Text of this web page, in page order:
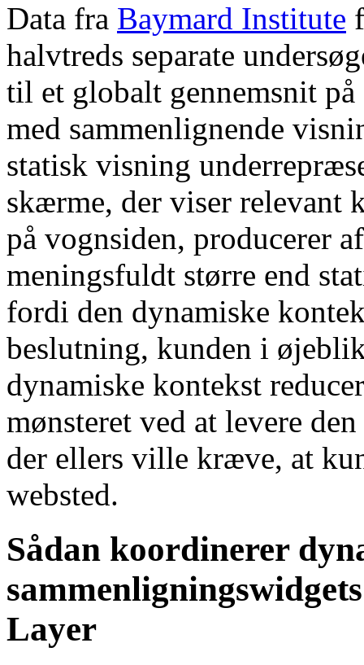
Data fra Baymard Institute
halvtreds separate
til et globalt gennemsnit
med sammenlignende
statisk visning
skærme, der viser relevant
på vognsiden, producerer
meningsfuldt større end
fordi den dynamiske
beslutning, kunden i
dynamiske kontekst
mønsteret ved at levere
der ellers ville kræve, at
websted.
Sådan koordinerer
Layer